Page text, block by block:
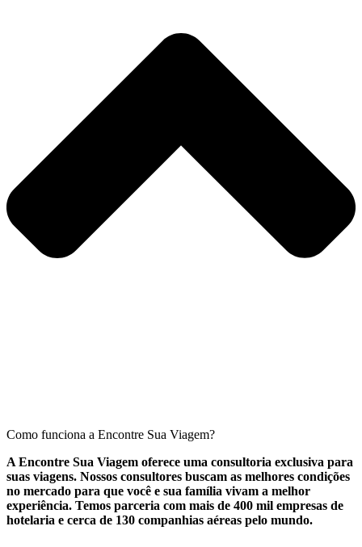
Como funciona a Encontre Sua Viagem?
A Encontre Sua Viagem oferece uma consultoria exclusiva para
suas viagens. Nossos consultores buscam as melhores condições
no mercado para que você e sua família vivam a melhor
experiência. Temos parceria com mais de 400 mil empresas de
hotelaria e cerca de 130 companhias aéreas pelo mundo.